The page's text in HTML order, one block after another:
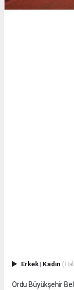
Erkek| Kadın
Ordu Büyükşehir